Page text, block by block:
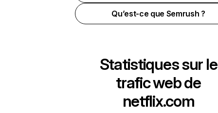
Qu’est-ce que Semrush ?
Statistiques sur le
trafic web de
netflix.com